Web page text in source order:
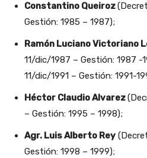
Constantino Queiroz
Gestión: 1985 – 1987);
Ramón Luciano Victoriano
11/dic/1987 – Gestión: 1987 -
11/dic/1991 – Gestión: 1991-
Héctor Claudio Alvarez
– Gestión: 1995 – 1998);
Agr. Luis Alberto Rey
Gestión: 1998 – 1999);